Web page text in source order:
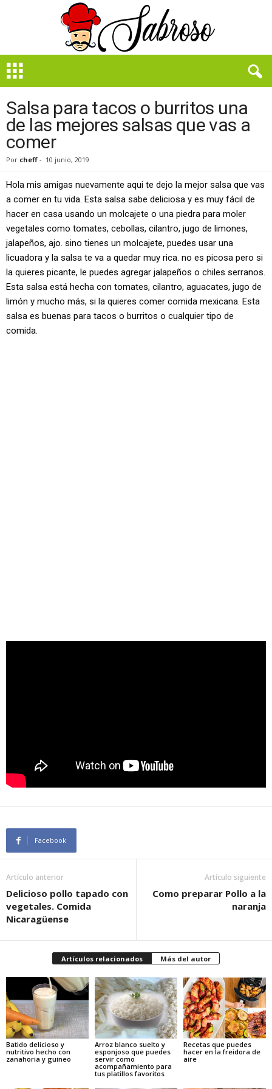
e
Salsa para tacos o burritos una
de las mejores salsas que vas a
comer
Por cheff - 10 junio, 2019
Hola mis amigas nuevamente aqui te dejo la mejor salsa que vas
a comer en tu vida. Esta salsa sabe deliciosa y es muy fácil de
hacer en casa usando un molcajete o una piedra para moler
vegetales como tomates, cebollas, cilantro, jugo de limones,
jalapeños, ajo. sino tienes un molcajete, puedes usar una
licuadora y la salsa te va a quedar muy rica. no es picosa pero si
la quieres picante, le puedes agregar jalapeños o chiles serranos.
Esta salsa está hecha con tomates, cilantro, aguacates, jugo de
limón y mucho más, si la quieres comer comida mexicana. Esta
salsa es buenas para tacos o burritos o cualquier tipo de
comida.
Facebook
Artículo anterior
Delicioso pollo tapado con
vegetales. Comida
Nicaragüense
Artículo siguiente
Como preparar Pollo a la
naranja
Artículos relacionados Más del autor
Batido delicioso y
nutritivo hecho con
zanahoria y guineo
Arroz blanco suelto y
esponjoso que puedes
servir como
acompañamiento para
tus platillos favoritos
Recetas que puedes
hacer en la freidora de
aire